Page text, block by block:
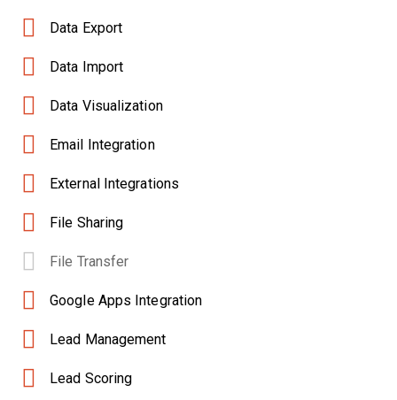
Data Export
Data Import
Data Visualization
Email Integration
External Integrations
File Sharing
File Transfer
Google Apps Integration
Lead Management
Lead Scoring